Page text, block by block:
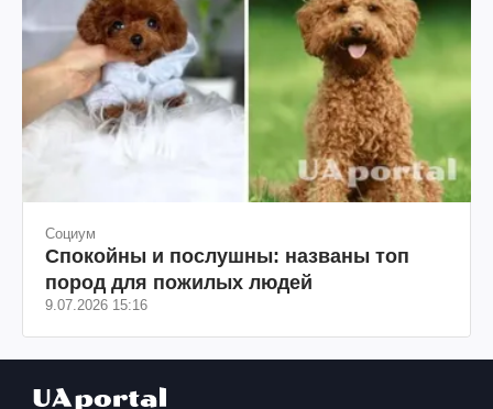
Социум
Спокойны и послушны: названы топ
пород для пожилых людей
9.07.2026 15:16